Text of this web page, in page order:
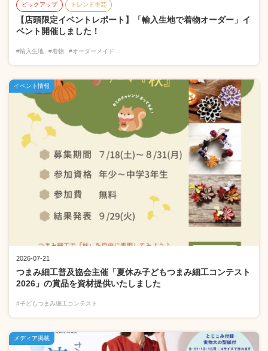
ピックアップ トレンド手芸
【店頭限定イベントレポート】「輸入生地で着物オーダー」イ
ベント開催しました！
#輸入生地 #着物 #オーダーメイド
2026-07-21
つまみ細工普及協会主催「夏休み子どもつまみ細工コンテスト
2026」の賞品を資材提供いたしました
#子どもつまみ細工コンテスト
イベント情報
メディア掲載